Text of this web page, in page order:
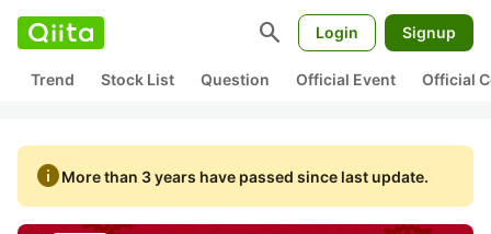
search Login Signup
Trend Stock List Question Official Event Official
infoMore than 3 years have passed since last update.